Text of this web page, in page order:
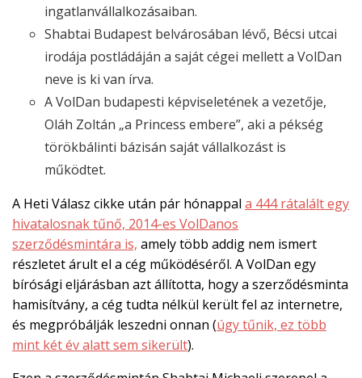
ingatlanvállalkozásaiban.
Shabtai Budapest belvárosában lévő, Bécsi utcai
irodája postládáján a saját cégei mellett a VolDan
neve is ki van írva.
A VolDan budapesti képviseletének a vezetője,
Oláh Zoltán „a Princess embere”, aki a pékség
törökbálinti bázisán saját vállalkozást is
működtet.
A Heti Válasz cikke után pár hónappal a 444 rátalált egy
hivatalosnak tűnő, 2014-es VolDanos
szerződésmintára is, amely több addig nem ismert
részletet árult el a cég működéséről. A VolDan egy
bírósági eljárásban azt állította, hogy a szerződésminta
hamisítvány, a cég tudta nélkül került fel az internetre,
és megpróbálják leszedni onnan (úgy tűnik, ez több
mint két év alatt sem sikerült).